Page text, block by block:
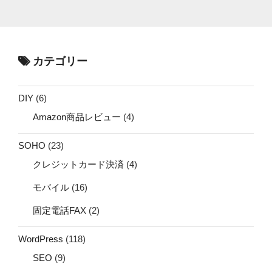
カテゴリー
DIY (6)
Amazon商品レビュー (4)
SOHO (23)
クレジットカード決済 (4)
モバイル (16)
固定電話FAX (2)
WordPress (118)
SEO (9)